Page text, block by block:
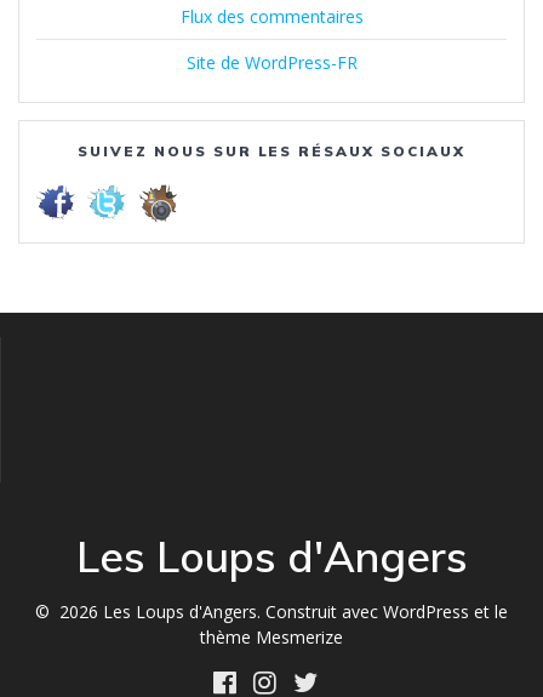
Flux des commentaires
Site de WordPress-FR
SUIVEZ NOUS SUR LES RÉSAUX SOCIAUX
Les Loups d'Angers
© 2026 Les Loups d'Angers. Construit avec WordPress et le
thème Mesmerize